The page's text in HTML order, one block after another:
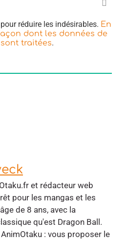
réduire les indésirables. En
dont les données de
traitées.
et rédacteur web
pour les mangas et les
de 8 ans, avec la
qu'est Dragon Ball.
: vous proposer le